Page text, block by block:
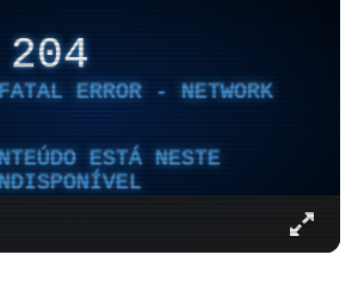
204
ERROR - NETWORK
ESTÁ NESTE